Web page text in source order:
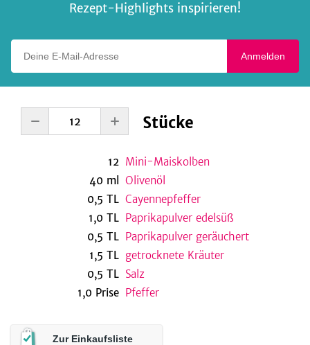
Rezept-Highlights inspirieren!
Anmelden
Stücke
12 Mini-Maiskolben
40 ml
Olivenöl
0,5 TL Cayennepfeffer
1,0 TL Paprikapulver edelsüß
0,5 TL Paprikapulver geräuchert
1,5 TL getrocknete Kräuter
0,5 TL Salz
1,0 Prise Pfeffer
Zur Einkaufsliste